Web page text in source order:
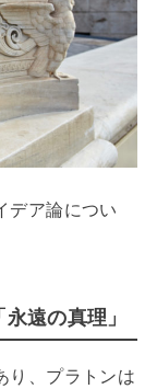
デア論につい
遠の真理」
り、プラトンは